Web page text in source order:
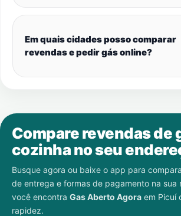
Em quais cidades posso comparar
revendas e pedir gás online?
Compare revendas de
cozinha no seu
Busque agora ou baixe o app para
de entrega e formas de pagamento na sua
você encontra Gas Aberto Agora em Picuí
rapidez.